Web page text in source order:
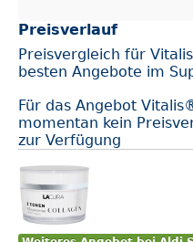
Preisverlauf
Preisvergleich für
besten Angebote im
Für das Angebot
momentan kein
zur Verfügung